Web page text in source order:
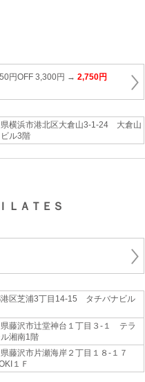
円OFF 3,300円 → 2,750円
横浜市港北区大倉山3-1-24 大倉山
ル3階
ＬＡＴＥＳ
区芝浦3丁目14-15 タチバナビル
藤沢市辻堂神台１丁目３-１ テラ
湘南1階
藤沢市片瀬海岸２丁目１８-１７
１Ｆ